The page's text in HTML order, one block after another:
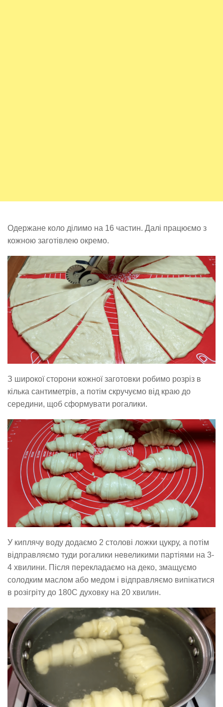
Одержане коло ділимо на 16 частин. Далі працюємо з
кожною заготівлею окремо.
З широкої сторони кожної заготовки робимо розріз в
кілька сантиметрів, а потім скручуємо від краю до
середини, щоб сформувати рогалики.
У киплячу воду додаємо 2 столові ложки цукру, а потім
відправляємо туди рогалики невеликими партіями на 3-
4 хвилини. Після перекладаємо на деко, змащуємо
солодким маслом або медом і відправляємо випікатися
в розігріту до 180С духовку на 20 хвилин.